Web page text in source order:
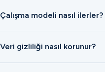
Çalışma modeli nasıl ilerler?
Veri gizliliği nasıl korunur?